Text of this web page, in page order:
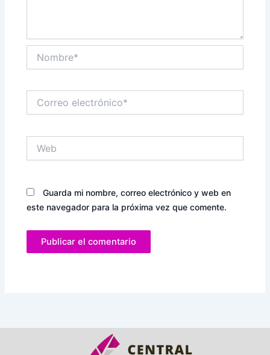
electrónico*
Guarda mi nombre, correo electrónico y web en
este navegador para la próxima vez que comente.